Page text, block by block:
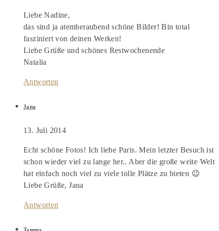
Liebe Nadine,
das sind ja atemberaubend schöne Bilder! Bin total
fasziniert von deinen Werken!
Liebe Grüße und schönes Restwochenende
Natalia
Antworten
Jana
13. Juli 2014
Echt schöne Fotos! Ich liebe Paris. Mein letzter Besuch ist
schon wieder viel zu lange her.. Aber die große weite Welt
hat einfach noch viel zu viele tolle Plätze zu bieten 😉
Liebe Grüße, Jana
Antworten
Tammy